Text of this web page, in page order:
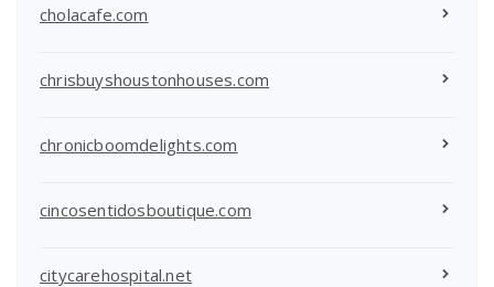
cholacafe.com
chrisbuyshoustonhouses.com
chronicboomdelights.com
cincosentidosboutique.com
citycarehospital.net